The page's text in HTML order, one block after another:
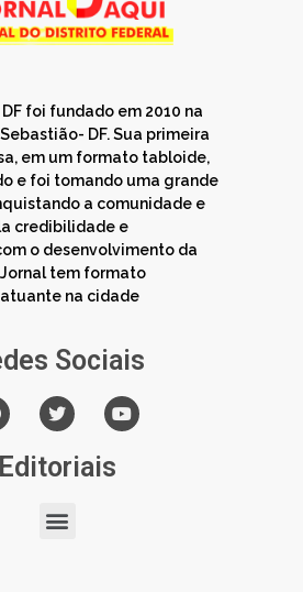
foi fundado em 2010 na
DF. Sua primeira
em um formato tabloide,
e foi tomando uma grande
a comunidade e
credibilidade e
o desenvolvimento da
tem formato
na cidade
Sociais
Editoriais